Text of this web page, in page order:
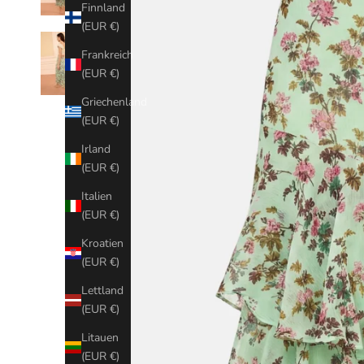
Finnland
(EUR €)
Frankreich
(EUR €)
Griechenland
(EUR €)
Irland
(EUR €)
Italien
(EUR €)
Kroatien
(EUR €)
Lettland
(EUR €)
Litauen
(EUR €)